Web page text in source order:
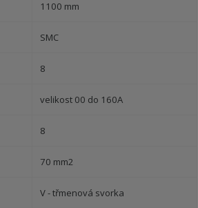
1100 mm
SMC
8
velikost 00 do 160A
8
70 mm2
V - třmenová svorka